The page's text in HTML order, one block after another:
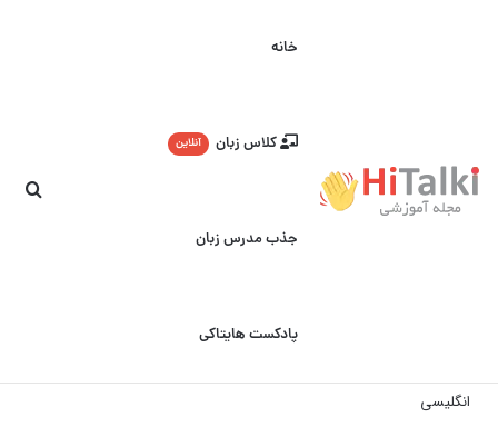
خانه
کلاس زبان آنلاین
جذب مدرس زبان
پادکست هایتاکی
انگلیسی